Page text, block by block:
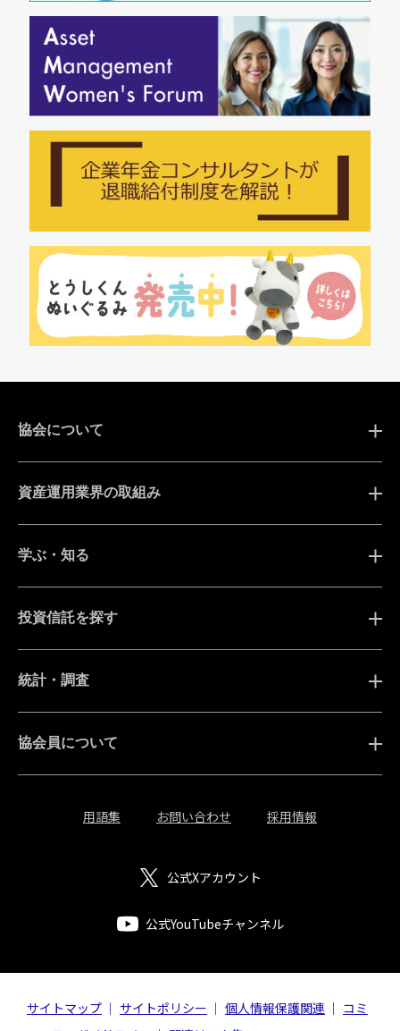
協会について
資産運用業界の取組み
学ぶ・知る
投資信託を探す
統計・調査
協会員について
用語集 お問い合わせ 採用情報
公式Xアカウント
公式YouTubeチャンネル
サイトマップ サイトポリシー 個人情報保護関連
コミ